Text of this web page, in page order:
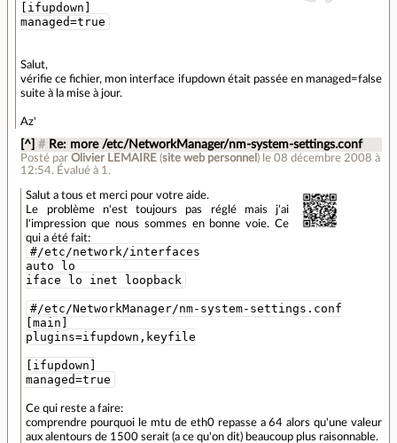
[ifupdown]
managed=true
Salut,
vérifie ce fichier, mon interface ifupdown était passée en managed=false
suite à la mise à jour.
Az'
[^] # Re: more /etc/NetworkManager/nm-system-settings.conf
Posté parOlivier LEMAIRE (site web personnel ) le 08 décembre 2008 à
12:54. Évalué à 1 .
Salut a tous et merci pour votre aide.
Le problème n'est toujours pas réglé mais j'ai
l'impression que nous sommes en bonne voie. Ce
qui a été fait:
#/etc/network/interfaces
auto lo
iface lo inet loopback
#/etc/NetworkManager/nm-system-settings.conf
[main]
plugins=ifupdown,keyfile
[ifupdown]
managed=true
Ce qui reste a faire:
comprendre pourquoi le mtu de eth0 repasse a 64 alors qu'une valeur
aux alentours de 1500 serait (a ce qu'on dit) beaucoup plus raisonnable.